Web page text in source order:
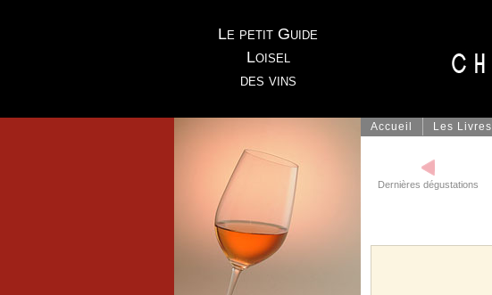
Le petit Guide
Loisel
des vins
Accueil Les Livres
Dernières dégustations